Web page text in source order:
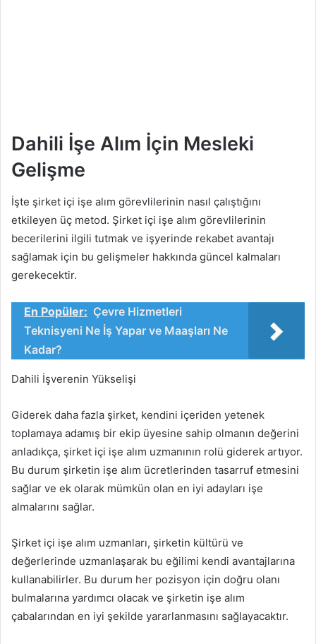
Dahili İşe Alım İçin Mesleki
Gelişme
İşte şirket içi işe alım görevlilerinin nasıl çalıştığını
etkileyen üç metod. Şirket içi işe alım görevlilerinin
becerilerini ilgili tutmak ve işyerinde rekabet avantajı
sağlamak için bu gelişmeler hakkında güncel kalmaları
gerekecektir.
En Popüler: Çevre Hizmetleri
Teknisyeni Ne İş Yapar ve Maaşları Ne
Kadar?
Dahili İşverenin Yükselişi
Giderek daha fazla şirket, kendini içeriden yetenek
toplamaya adamış bir ekip üyesine sahip olmanın değerini
anladıkça, şirket içi işe alım uzmanının rolü giderek artıyor.
Bu durum şirketin işe alım ücretlerinden tasarruf etmesini
sağlar ve ek olarak mümkün olan en iyi adayları işe
almalarını sağlar.
Şirket içi işe alım uzmanları, şirketin kültürü ve
değerlerinde uzmanlaşarak bu eğilimi kendi avantajlarına
kullanabilirler. Bu durum her pozisyon için doğru olanı
bulmalarına yardımcı olacak ve şirketin işe alım
çabalarından en iyi şekilde yararlanmasını sağlayacaktır.